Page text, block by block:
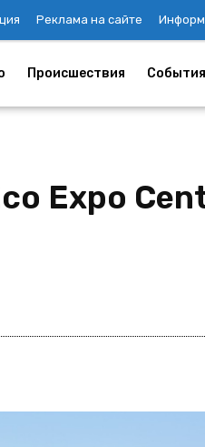
Реклама на сайте
Происшествия События
Expo